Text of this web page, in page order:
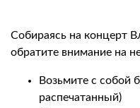
Собираясь на концерт
обратите внимание на
Возьмите с собой
распечатанный)